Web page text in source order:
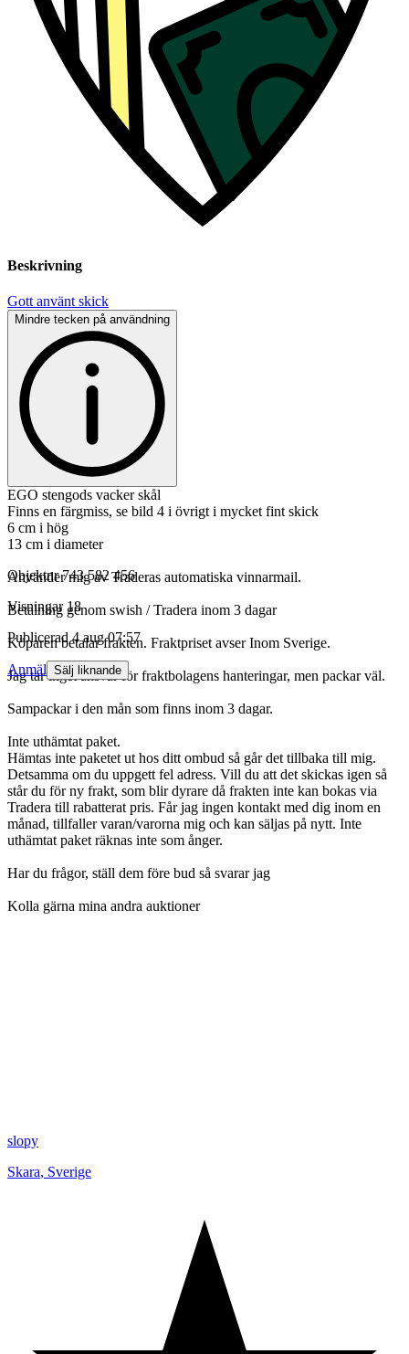
Beskrivning
Gott använt skick
Mindre tecken på användning
EGO stengods vacker skål
Finns en färgmiss, se bild 4 i övrigt i mycket fint skick
6 cm i hög
13 cm i diameter
Använder mig av Traderas automatiska vinnarmail.
Betalning genom swish / Tradera inom 3 dagar
Köparen betalar frakten. Fraktpriset avser Inom Sverige.
Jag tar inget ansvar för fraktbolagens hanteringar, men packar väl.
Sampackar i den mån som finns inom 3 dagar.
Inte uthämtat paket.
Hämtas inte paketet ut hos ditt ombud så går det tillbaka till mig.
Detsamma om du uppgett fel adress. Vill du att det skickas igen så
står du för ny frakt, som blir dyrare då frakten inte kan bokas via
Tradera till rabatterat pris. Får jag ingen kontakt med dig inom en
månad, tillfaller varan/varorna mig och kan säljas på nytt. Inte
uthämtat paket räknas inte som ånger.
Har du frågor, ställ dem före bud så svarar jag
Kolla gärna mina andra auktioner
Objektnr 743 582 456
Visningar 18
Publicerad 4 aug 07:57
Anmäl Sälj liknande
slopy
Skara, Sverige